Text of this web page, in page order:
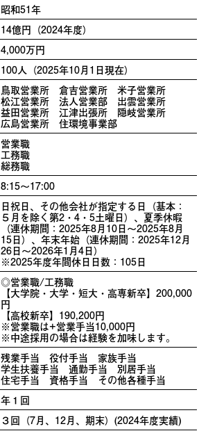
昭和51年
14億円（2024年度）
4,000万円
100人（2025年10月1日現在）
鳥取営業所 倉吉営業所 米子営業所
松江営業所 法人営業部 出雲営業所
益田営業所 江津出張所 隠岐営業所
広島営業所 住環境事業部
営業職
工務職
総務職
8:15～17:00
日祝日、その他会社が指定する日（基本：
５月を除く第2・4・5土曜日）、夏季休暇
（連休期間：2025年8月10日～2025年8月
15日）、年末年始（連休期間：2025年12月
26日～2026年1月4日）
※2025年度年間休日日数：105日
◎営業職/工務職
【大学院・大学・短大・高専新卒】200,000
円
【高校新卒】190,200円
※営業職は+営業手当10,000円
※中途採用の場合は経験を加味します。
残業手当 役付手当 家族手当
学生扶養手当 通勤手当 別居手当
住宅手当 資格手当 その他各種手当
年１回
３回（7月、12月、期末）(2024年度実績)